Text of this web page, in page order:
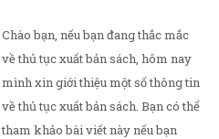
Chào bạn, nếu bạn đang thắc mắc
về thủ tục xuất bản sách, hôm nay
mình xin giới thiệu một số thông tin
về thủ tục xuất bản sách. Bạn có thể
tham khảo bài viết này nếu bạn